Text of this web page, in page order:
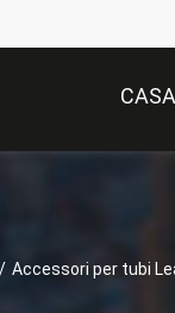
CASA
/ Accessori per tubi